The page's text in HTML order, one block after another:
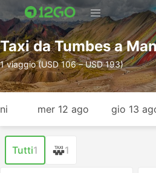
Taxi da Tumbes a
1 viaggio (USD 106 – USD 193)
mer 12 ago gio 13
Tutti1 1